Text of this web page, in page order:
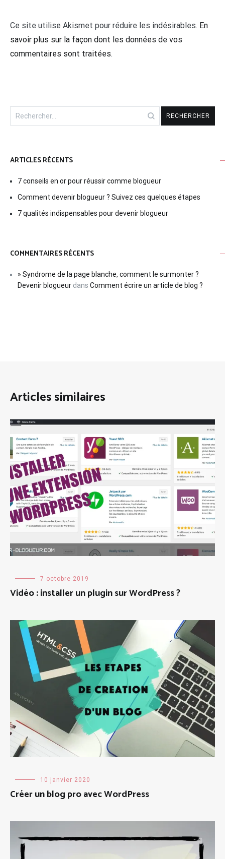
Ce site utilise Akismet pour réduire les indésirables. En
savoir plus sur la façon dont les données de vos
commentaires sont traitées.
Rechercher :
ARTICLES RÉCENTS
7 conseils en or pour réussir comme blogueur
Comment devenir blogueur ? Suivez ces quelques étapes
7 qualités indispensables pour devenir blogueur
COMMENTAIRES RÉCENTS
» Syndrome de la page blanche, comment le surmonter ?
Devenir blogueur dans Comment écrire un article de blog ?
Articles similaires
Création
blog
7 octobre 2019
Vidéo : installer un plugin sur WordPress ?
Création
blog
10 janvier 2020
Créer un blog pro avec WordPress